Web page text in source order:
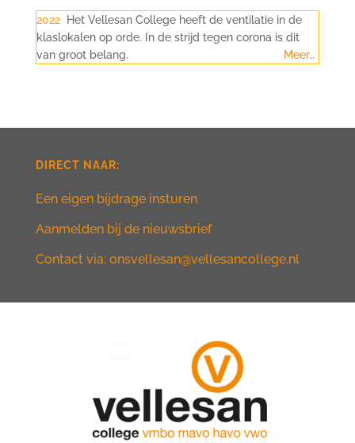
2022 Het Vellesan College heeft de ventilatie in de
klaslokalen op orde. In de strijd tegen corona is dit
van groot belang.
Meer…
DIRECT NAAR:
Een eigen bijdrage insturen
Aanmelden bij de nieuwsbrief
Contact via: onsvellesan@vellesancollege.nl